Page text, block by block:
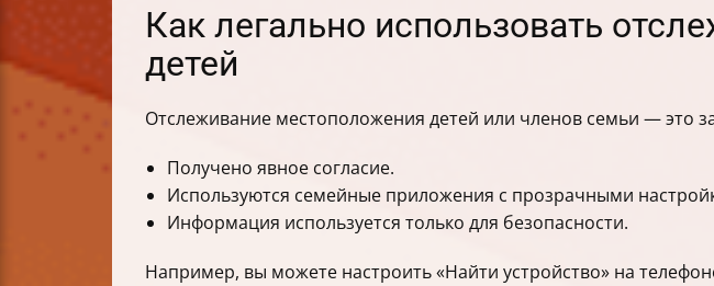
Как легально использовать
детей
Отслеживание местоположения детей или членов семьи — это
Получено явное согласие.
Используются семейные приложения с прозрачными
Информация используется только для безопасности.
Например, вы можете настроить «Найти устройство» на